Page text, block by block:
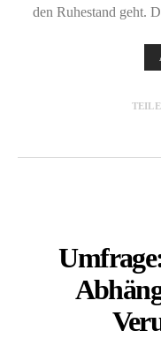
den Ruhestand geht.